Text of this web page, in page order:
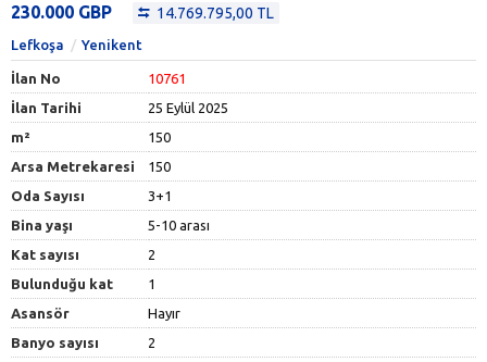
230.000 GBP 14.769.795,00 TL
Lefkoşa Yenikent
İlan No
10761
İlan Tarihi
25 Eylül 2025
m²
150
Arsa Metrekaresi
150
Oda Sayısı
3+1
Bina yaşı
5-10 arası
Kat sayısı
2
Bulunduğu kat
1
Asansör
Hayır
Banyo sayısı
2